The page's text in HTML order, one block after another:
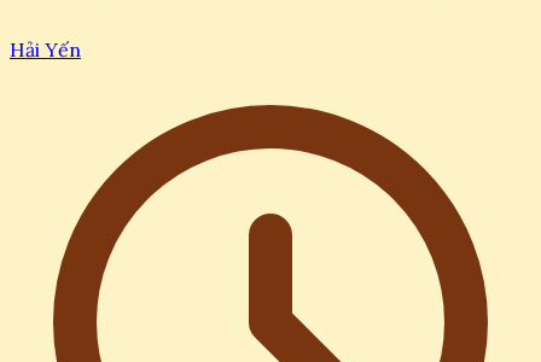
Hải Yến